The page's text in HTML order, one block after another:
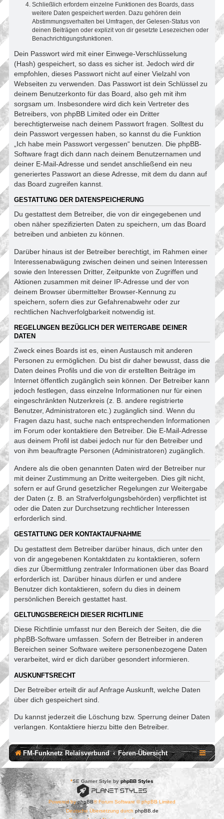
Schließlich erfordern einzelne Funktionen des Boards, dass
weitere Daten gespeichert werden. Dazu gehören dein
Abstimmungsverhalten bei Umfragen, der Gelesen-Status von
deinen Beiträgen oder explizit von dir gesetzte Lesezeichen oder
Benachrichtigungsfunktionen.
Dein Passwort wird mit einer Einwege-Verschlüsselung
(Hash) gespeichert, so dass es sicher ist. Jedoch wird dir
empfohlen, dieses Passwort nicht auf einer Vielzahl von
Webseiten zu verwenden. Das Passwort ist dein Schlüssel zu
deinem Benutzerkonto für das Board, also geh mit ihm
sorgsam um. Insbesondere wird dich kein Vertreter des
Betreibers, von phpBB Limited oder ein Dritter
berechtigterweise nach deinem Passwort fragen. Solltest du
dein Passwort vergessen haben, so kannst du die Funktion
„Ich habe mein Passwort vergessen“ benutzen. Die phpBB-
Software fragt dich dann nach deinem Benutzernamen und
deiner E-Mail-Adresse und sendet anschließend ein neu
generiertes Passwort an diese Adresse, mit dem du dann auf
das Board zugreifen kannst.
GESTATTUNG DER DATENSPEICHERUNG
Du gestattest dem Betreiber, die von dir eingegebenen und
oben näher spezifizierten Daten zu speichern, um das Board
betreiben und anbieten zu können.
Darüber hinaus ist der Betreiber berechtigt, im Rahmen einer
Interessenabwägung zwischen deinen und seinen Interessen
sowie den Interessen Dritter, Zeitpunkte von Zugriffen und
Aktionen zusammen mit deiner IP-Adresse und der von
deinem Browser übermittelter Browser-Kennung zu
speichern, sofern dies zur Gefahrenabwehr oder zur
rechtlichen Nachverfolgbarkeit notwendig ist.
REGELUNGEN BEZÜGLICH DER WEITERGABE DEINER
DATEN
Zweck eines Boards ist es, einen Austausch mit anderen
Personen zu ermöglichen. Du bist dir daher bewusst, dass die
Daten deines Profils und die von dir erstellten Beiträge im
Internet öffentlich zugänglich sein können. Der Betreiber kann
jedoch festlegen, dass einzelne Informationen nur für einen
eingeschränkten Nutzerkreis (z. B. andere registrierte
Benutzer, Administratoren etc.) zugänglich sind. Wenn du
Fragen dazu hast, suche nach entsprechenden Informationen
im Forum oder kontaktiere den Betreiber. Die E-Mail-Adresse
aus deinem Profil ist dabei jedoch nur für den Betreiber und
von ihm beauftragte Personen (Administratoren) zugänglich.
Andere als die oben genannten Daten wird der Betreiber nur
mit deiner Zustimmung an Dritte weitergeben. Dies gilt nicht,
sofern er auf Grund gesetzlicher Regelungen zur Weitergabe
der Daten (z. B. an Strafverfolgungsbehörden) verpflichtet ist
oder die Daten zur Durchsetzung rechtlicher Interessen
erforderlich sind.
GESTATTUNG DER KONTAKTAUFNAHME
Du gestattest dem Betreiber darüber hinaus, dich unter den
von dir angegebenen Kontaktdaten zu kontaktieren, sofern
dies zur Übermittlung zentraler Informationen über das Board
erforderlich ist. Darüber hinaus dürfen er und andere
Benutzer dich kontaktieren, sofern du dies in deinem
persönlichen Bereich gestattet hast.
GELTUNGSBEREICH DIESER RICHTLINIE
Diese Richtlinie umfasst nur den Bereich der Seiten, die die
phpBB-Software umfassen. Sofern der Betreiber in anderen
Bereichen seiner Software weitere personenbezogene Daten
verarbeitet, wird er dich darüber gesondert informieren.
AUSKUNFTSRECHT
Der Betreiber erteilt dir auf Anfrage Auskunft, welche Daten
über dich gespeichert sind.
Du kannst jederzeit die Löschung bzw. Sperrung deiner Daten
verlangen. Kontaktiere hierzu bitte den Betreiber.
FM-Funknetz Relaisverbund Foren-Übersicht
*SE Gamer Style by phpBB Styles
Powered byphpBB® Forum Software © phpBB Limited
Deutsche Übersetzung durch phpBB.de